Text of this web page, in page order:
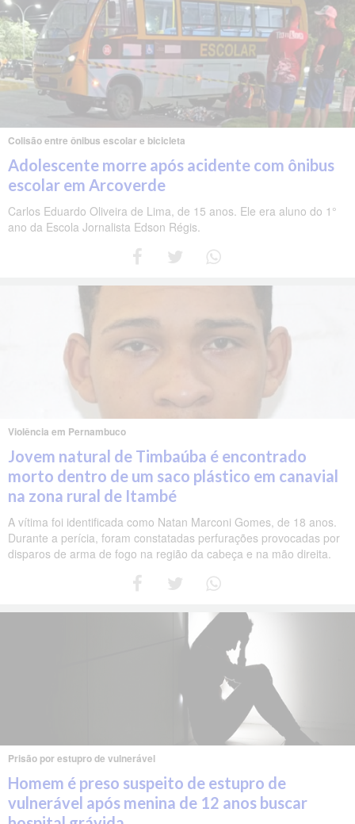
Colisão entre ônibus escolar e bicicleta
Adolescente morre após acidente com ônibus
escolar em Arcoverde
Carlos Eduardo Oliveira de Lima, de 15 anos. Ele era aluno do 1°
ano da Escola Jornalista Edson Régis.
Violência em Pernambuco
Jovem natural de Timbaúba é encontrado
morto dentro de um saco plástico em canavial
na zona rural de Itambé
A vítima foi identificada como Natan Marconi Gomes, de 18 anos.
Durante a perícia, foram constatadas perfurações provocadas por
disparos de arma de fogo na região da cabeça e na mão direita.
Prisão por estupro de vulnerável
Homem é preso suspeito de estupro de
vulnerável após menina de 12 anos buscar